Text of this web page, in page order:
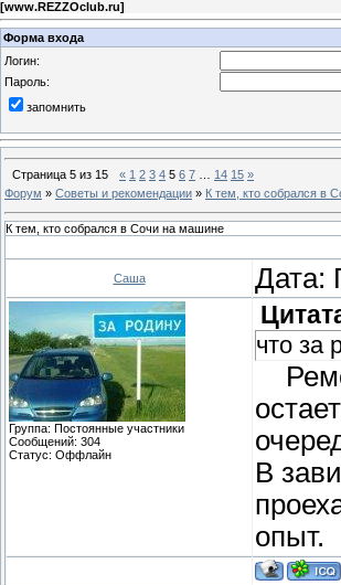
[www.REZZOclub.ru]
Форма входа
Логин:
Пароль:
запомнить
Страница 5 из 15 « 1 2 3 4 5 6 7 14 15 »
Форум » Советы и рекомендации » К тем, кто собрался в
К тем, кто собрался в Сочи на машине
Саша Дата:
Группа: Постоянные участники
Сообщений: 304
Статус: Оффлайн
что за
В
опыт.